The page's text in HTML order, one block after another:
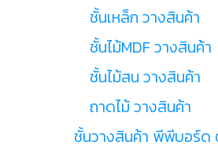
ชั้นเหล็ก วางสินค้า
ชั้นไม้MDF วางสินค้า
ชั้นไม้สน วางสินค้า
ถาดไม้ วางสินค้า
ชั้นวางสินค้า พีพีบอร์ด